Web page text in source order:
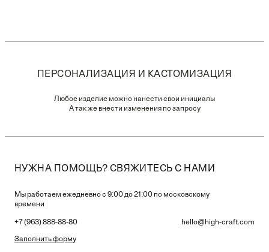
ПЕРСОНАЛИЗАЦИЯ И КАСТОМИЗАЦИЯ
Любое изделие можно нанести свои инициалы
А так же внести изменения по запросу
НУЖНА ПОМОЩЬ? СВЯЖИТЕСЬ С НАМИ
Мы работаем ежедневно с 9:00 до 21:00 по московскому
времени
+7 (963) 888-88-80 hello@high-craft.com
Заполнить форму